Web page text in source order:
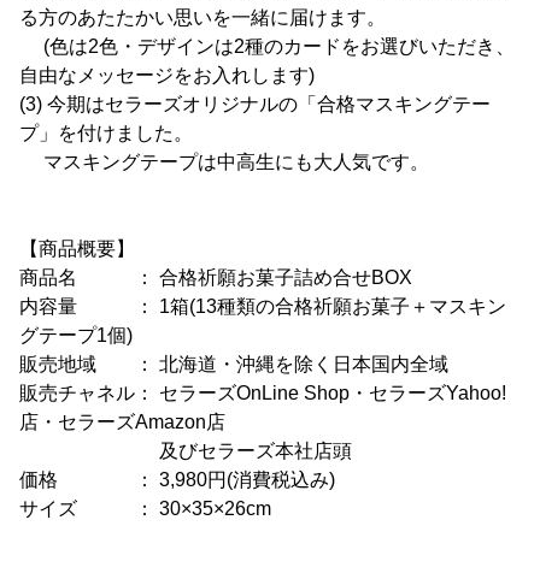
る方のあたたかい思いを一緒に届けます。
(色は2色・デザインは2種のカードをお選びいただき、
自由なメッセージをお入れします)
(3) 今期はセラーズオリジナルの「合格マスキングテー
プ」を付けました。
マスキングテープは中高生にも大人気です。
【商品概要】
商品名 ： 合格祈願お菓子詰め合せBOX
内容量 ： 1箱(13種類の合格祈願お菓子＋マスキン
グテープ1個)
販売地域 ： 北海道・沖縄を除く日本国内全域
販売チャネル： セラーズOnLine Shop・セラーズYahoo!
店・セラーズAmazon店
及びセラーズ本社店頭
価格 ： 3,980円(消費税込み)
サイズ ： 30×35×26cm